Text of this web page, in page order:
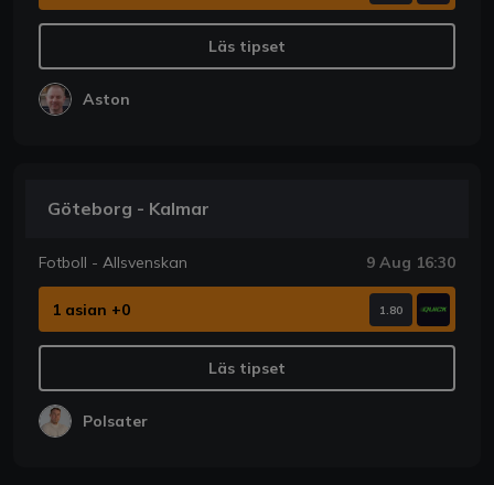
Läs tipset
Aston
Göteborg - Kalmar
Fotboll - Allsvenskan 9 Aug 16:30
1 asian +0 1.80
Läs tipset
Polsater